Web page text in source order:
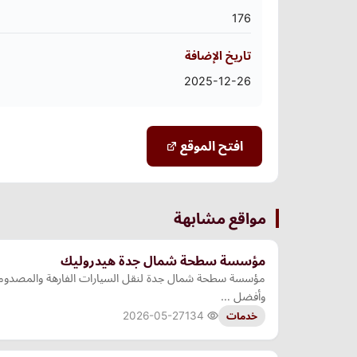
176
تاريخ الإضافة
2025-12-26
افتح الموقع
مواقع مشابهة
مؤسسة سطحة شمال جدة هيدروليك
وأفضل …
خدمات 2026-05-27